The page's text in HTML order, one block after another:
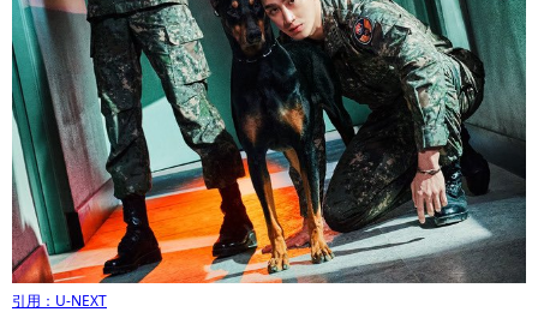
引用：U-NEXT